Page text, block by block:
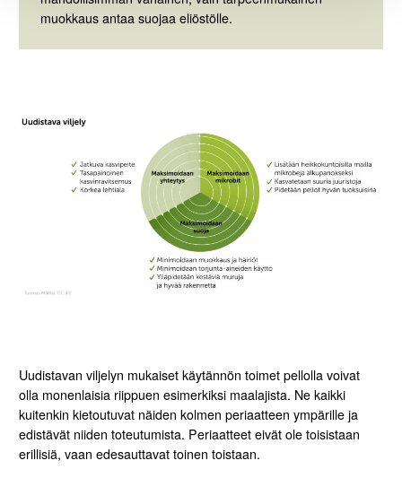
muokkaus antaa suojaa eliöstölle.
Uudistavan viljelyn mukaiset käytännön toimet pellolla voivat
olla monenlaisia riippuen esimerkiksi maalajista. Ne kaikki
kuitenkin kietoutuvat näiden kolmen periaatteen ympärille ja
edistävät niiden toteutumista. Periaatteet eivät ole toisistaan
erillisiä, vaan edesauttavat toinen toistaan.